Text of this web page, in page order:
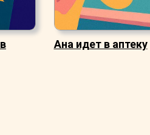
Ана идет в аптеку